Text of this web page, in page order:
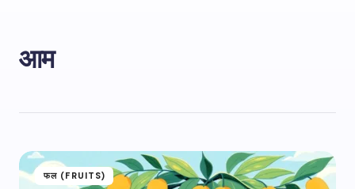
आम
फल (FRUITS)